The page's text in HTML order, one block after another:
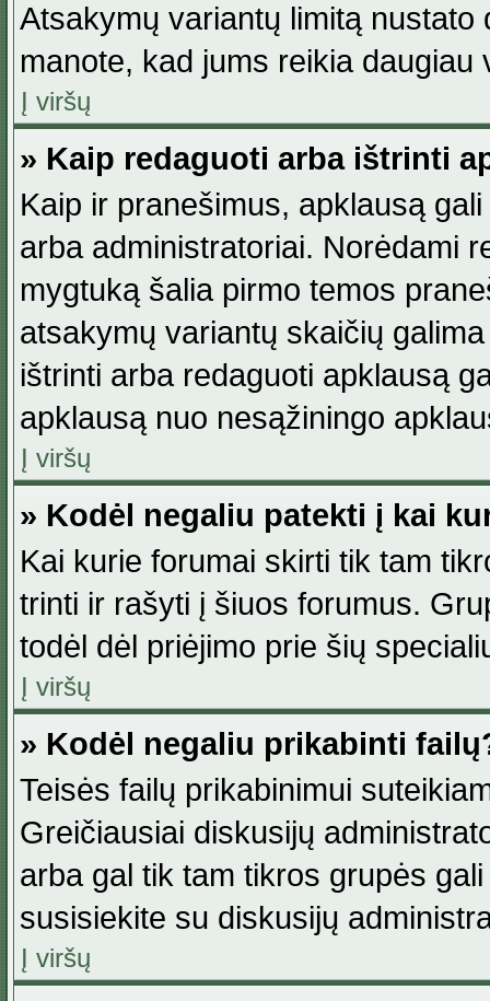
Atsakymų variantų limitą
manote, kad jums reikia daugiau
Į viršų
» Kaip redaguoti arba ištrinti
Kaip ir pranešimus, apklausą
arba administratoriai. Norėdami
mygtuką šalia pirmo temos
atsakymų variantų skaičių
ištrinti arba redaguoti apklausą
apklausą nuo nesąžiningo
Į viršų
» Kodėl negaliu patekti į kai
Kai kurie forumai skirti tik tam
trinti ir rašyti į šiuos forumus.
todėl dėl priėjimo prie šių
Į viršų
» Kodėl negaliu prikabinti
Teisės failų prikabinimui
Greičiausiai diskusijų
arba gal tik tam tikros grupės
susisiekite su diskusijų
Į viršų